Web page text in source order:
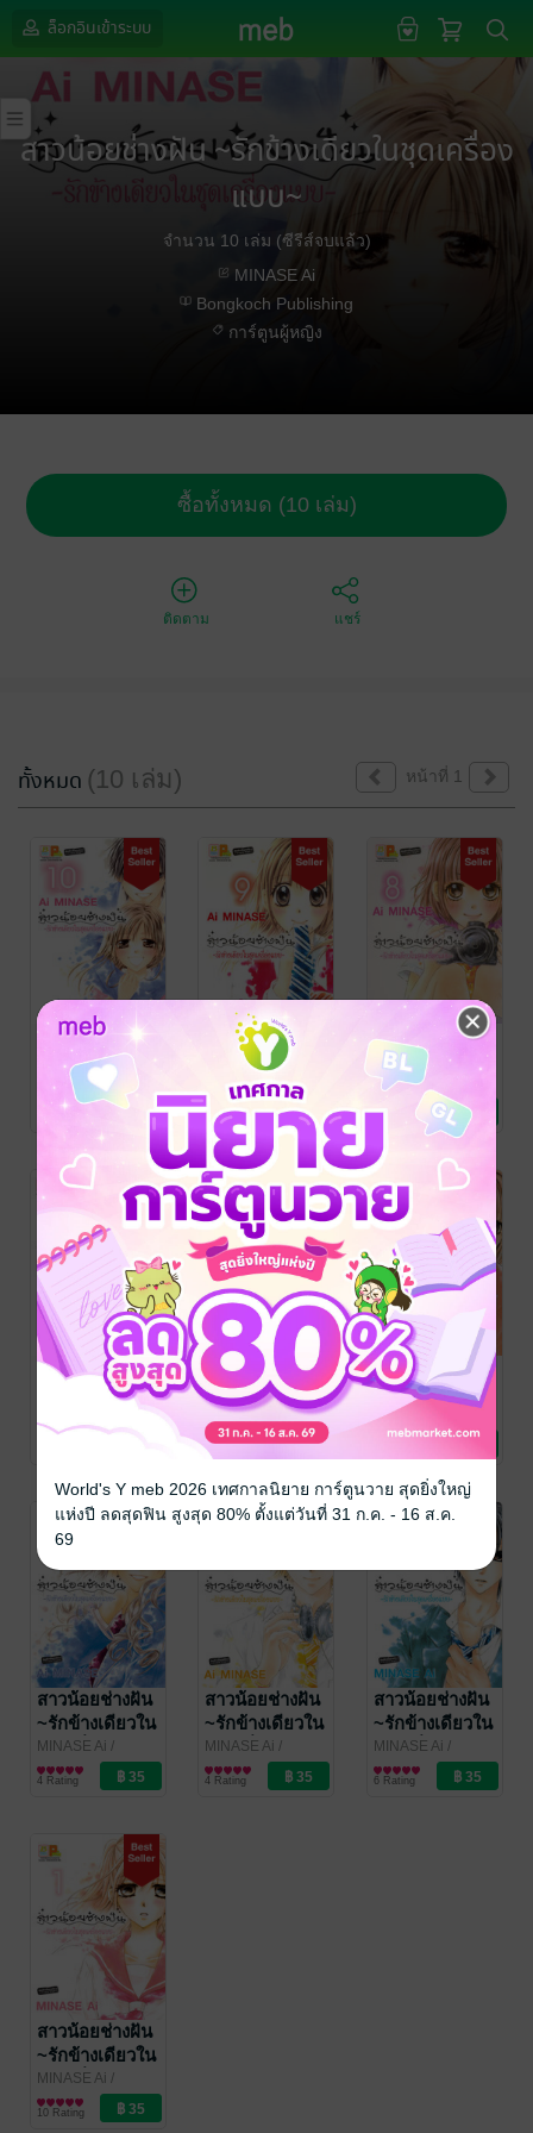
ล็อกอินเข้าระบบ
สาวน้อยช่างฝัน ~รักข้างเดียวในชุดเครื่อง
แบบ~
จำนวน 10 เล่ม (ซีรีส์จบแล้ว)
MINASE Ai
Bongkoch Publishing
การ์ตูนผู้หญิง
ซื้อทั้งหมด (10 เล่ม)
ติดตาม แชร์
ทั้งหมด (10 เล่ม) หน้าที่ 1
สาวน้อยช่างฝัน
~รักข้างเดียวใน
ชุดเครื่องแบบ~
10 (เล่มจบ)
MINASE Ai
/
Bongkoch
Publishing
การ์ตูนผู้หญิง
สาวน้อยช่างฝัน
~รักข้างเดียวใน
ชุดเครื่องแบบ~
9
MINASE Ai/
Bongkoch
Publishing
การ์ตูนผู้หญิง
2 Rating
สาวน้อยช่างฝัน
~รักข้างเดียวใน
ชุดเครื่องแบบ~
8
MINASE Ai
Bongkoch
Publishing
การ์ตูนผู้หญิง
2 Rating
สาวน้อยช่างฝัน
~รักข้างเดียวใน
ชุดเครื่องแบบ~
Bongkoch
การ์ตูนผู้หญิง
สาวน้อยช่างฝัน
~รักข้างเดียวใน
ชุดเครื่องแบบ~
6
MINASE Ai
Bongkoch
Publishing
การ์ตูนผู้หญิง
4 Rating
สาวน้อยช่างฝัน
~รักข้างเดียวใน
ชุดเครื่องแบบ~
MINASE Ai
Bongkoch
Publishing
การ์ตูนผู้หญิง
สาวน้อยช่างฝัน
~รักข้างเดียวใน
ชุดเครื่องแบบ~
4
MINASE Ai /
Bongkoch
Publishing
การ์ตูนผู้หญิง
4 Rating
สาวน้อยช่างฝัน
~รักข้างเดียวใน
ชุดเครื่องแบบ~
3
MINASE Ai /
Bongkoch
Publishing
การ์ตูนผู้หญิง
4 Rating
สาวน้อยช่างฝัน
~รักข้างเดียวใน
ชุดเครื่องแบบ~
2
MINASE Ai /
Bongkoch
Publishing
การ์ตูนผู้หญิง
6 Rating
สาวน้อยช่างฝัน
~รักข้างเดียวใน
ชุดเครื่องแบบ~
1
MINASE Ai /
Bongkoch
Publishing
การ์ตูนผู้หญิง
10 Rating
World's Y meb 2026 เทศกาลนิยาย การ์ตูนวาย สุดยิ่งใหญ่
แห่งปี ลดสุดฟิน สูงสุด 80% ตั้งแต่วันที่ 31 ก.ค. - 16 ส.ค.
69